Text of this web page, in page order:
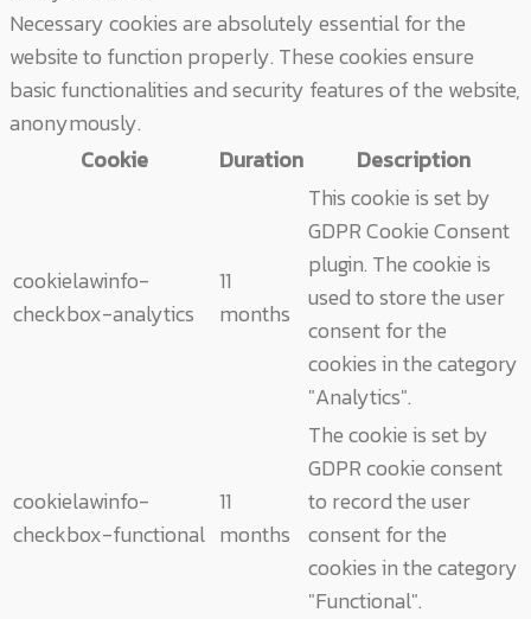
Necessary cookies are absolutely essential for the
website to function properly. These cookies ensure
basic functionalities and security features of the website,
anonymously.
Cookie
Duration Description
cookielawinfo-
checkbox-analytics
11
months
This cookie is set by
GDPR Cookie Consent
plugin. The cookie is
used to store the user
consent for the
cookies in the category
"Analytics".
cookielawinfo-
checkbox-functional
11
months
The cookie is set by
GDPR cookie consent
to record the user
consent for the
cookies in the category
"Functional".